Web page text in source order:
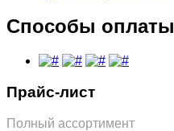
Способы оплаты
Прайс-лист
Полный ассортимент